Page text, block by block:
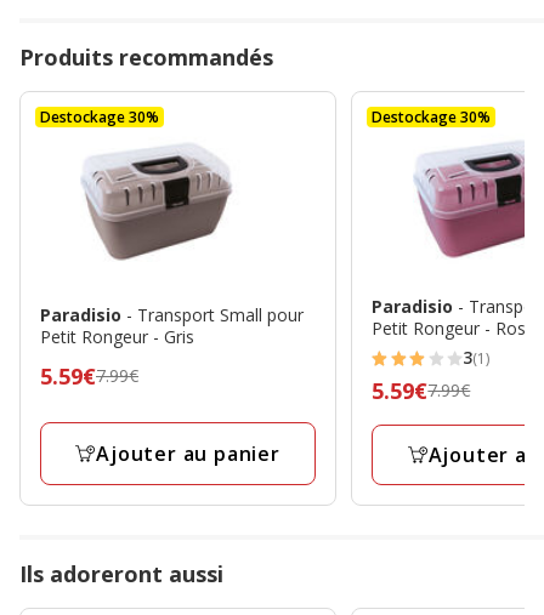
Produits recommandés
Destockage 30%
Paradisio - Transport Small pour
Petit Rongeur - Gris
Prix
7.99€,
final
5.59€7.99€
Ajouter au panier
Destockage 30%
Paradisio -
Petit Rongeur - Rose
3
étoiles
avec
avis
3(1)
Prix
précédent
7.99€,
prix
final
5.59€7.99€
Ajouter
Ils adoreront aussi